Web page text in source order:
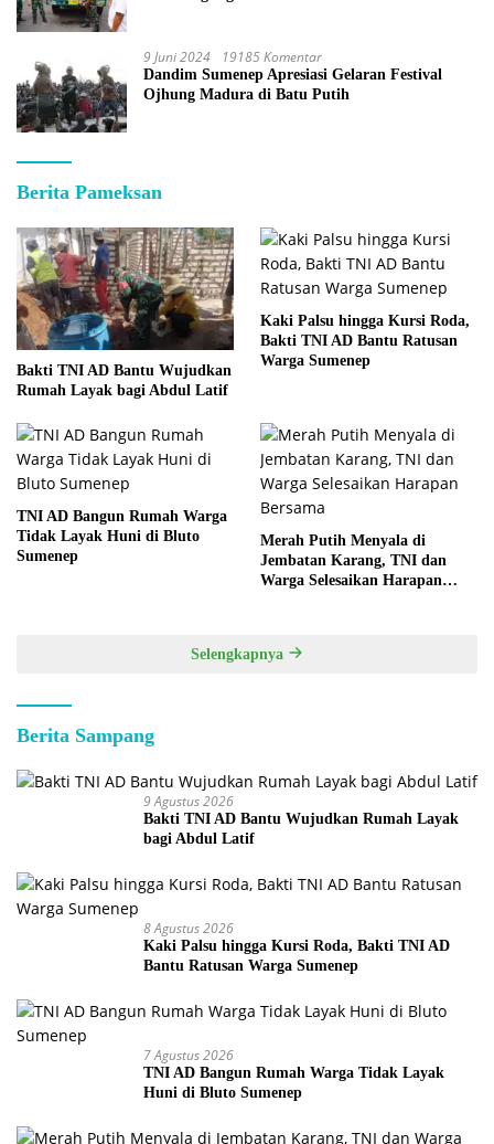
9 Juni 2024 19185 Komentar
Dandim Sumenep Apresiasi Gelaran Festival
Ojhung Madura di Batu Putih
Berita Pameksan
Bakti TNI AD Bantu Wujudkan
Rumah Layak bagi Abdul Latif
Kaki Palsu hingga Kursi Roda,
Bakti TNI AD Bantu Ratusan
Warga Sumenep
TNI AD Bangun Rumah Warga
Tidak Layak Huni di Bluto
Sumenep
Merah Putih Menyala di
Jembatan Karang, TNI dan
Warga Selesaikan Harapan
Selengkapnya
Berita Sampang
9 Agustus 2026
Bakti TNI AD Bantu Wujudkan Rumah Layak
bagi Abdul Latif
8 Agustus 2026
Kaki Palsu hingga Kursi Roda, Bakti TNI AD
Bantu Ratusan Warga Sumenep
7 Agustus 2026
TNI AD Bangun Rumah Warga Tidak Layak
Huni di Bluto Sumenep